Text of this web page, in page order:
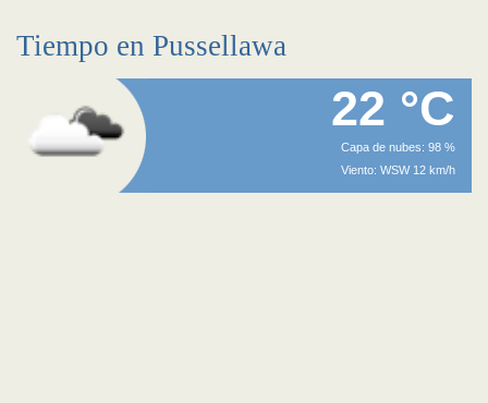
Tiempo en Pussellawa
22 °C
Capa de nubes: 98 %
Viento: WSW 12 km/h